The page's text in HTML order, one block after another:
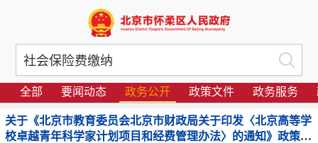
全部 要闻动态 政务公开 政策文件 政务服务
关于《北京市教育委员会北京市财政局关于印发〈北京高等学
校卓越青年科学家计划项目和经费管理办法〉的通知》政策解